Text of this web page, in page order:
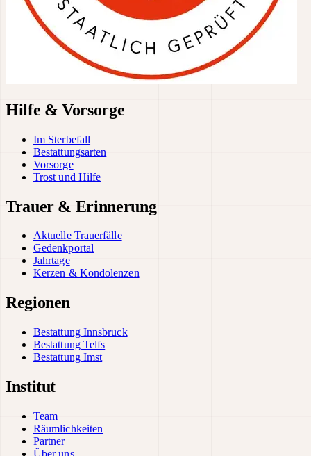
Hilfe & Vorsorge
Im Sterbefall
Bestattungsarten
Vorsorge
Trost und Hilfe
Trauer & Erinnerung
Aktuelle Trauerfälle
Gedenkportal
Jahrtage
Kerzen & Kondolenzen
Regionen
Bestattung Innsbruck
Bestattung Telfs
Bestattung Imst
Institut
Team
Räumlichkeiten
Partner
Über uns